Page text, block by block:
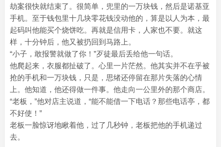
劫案很快就结束了。很简单，兜里的一万块钱，然后是诺基亚
手机。至于钱包里十几块零花钱没动他的，算是以人为本，最
起码叫他能买个烧饼吃。再就是信用卡，人家也不要。就这
样，十分钟后，他又被扔回到马路上。
“小子，敢报警就做了你！”歹徒最后丢给他一句话。
他爬起来，衣服都扯破了。心里一片茫然。他其实并不在乎被
抢的手机和一万块钱，只是，思绪还停留在那片失落的心情
上。他知道，他还得做一件事。他走向一公里外的那个商店。
“老板，”他对店主说道，“能不能借一下电话？那些电话亭，都
不好使！”
老板一脸惊讶地瞅着他，过了几秒钟，老板把他的手机递过
去。